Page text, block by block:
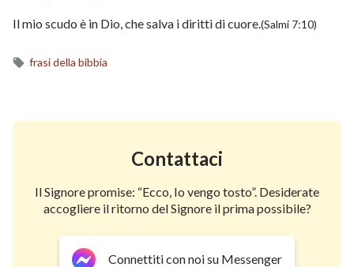
Il mio scudo è in Dio, che salva i diritti di cuore.(Salmi 7:10)
frasi della bibbia
Contattaci
Il Signore promise: “Ecco, Io vengo tosto”. Desiderate
accogliere il ritorno del Signore il prima possibile?
Connettiti con noi su Messenger